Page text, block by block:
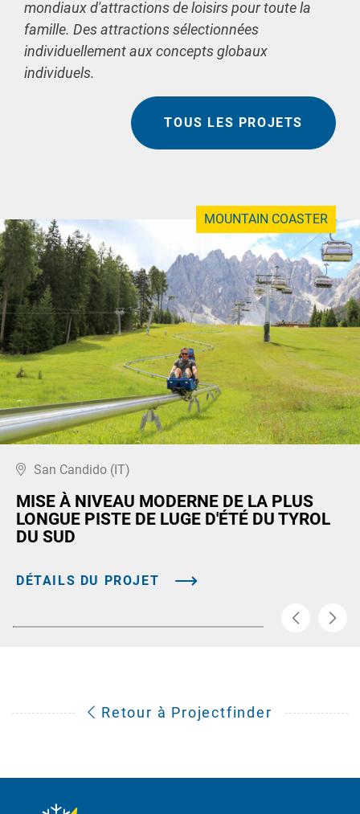
mondiaux d'attractions de loisirs pour toute la
famille. Des attractions sélectionnées
individuellement aux concepts globaux
individuels.
TOUS LES PROJETS
MOUNTAIN COASTER
San Candido (IT)
MISE À NIVEAU MODERNE DE LA PLUS
LONGUE PISTE DE LUGE D'ÉTÉ DU TYROL
DU SUD
DÉTAILS DU PROJET
Retour à Projectfinder